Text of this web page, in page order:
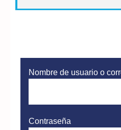
Nombre de usuario o
Contraseña